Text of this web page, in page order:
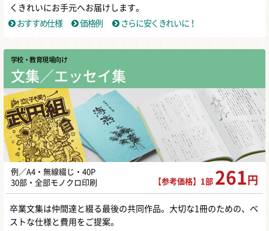
くきれいにお手元へお届けします。
おすすめ仕様
価格例 さらに安くきれいに！
学校・教育現場向け
文集／エッセイ集
例／A4・無線綴じ・40P
30部・全部モノクロ印刷
【参考価格】1部 261 円
卒業文集は仲間達と綴る最後の共同作品。大切な1冊のための、ベ
ストな仕様と費用をご提案。